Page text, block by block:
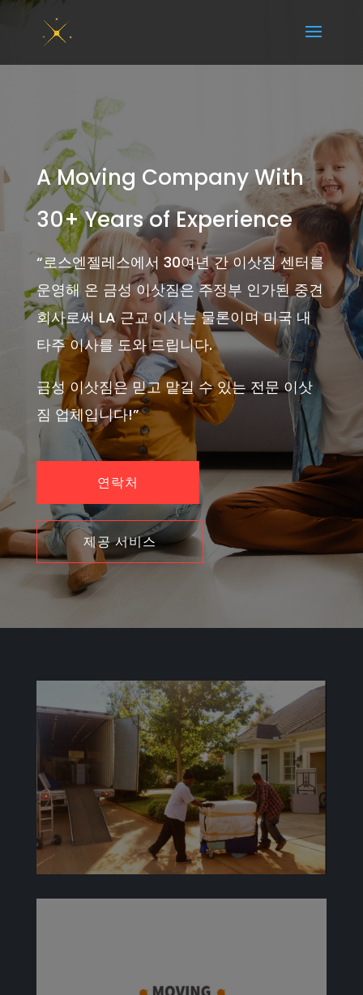
A Moving Company With
30+ Years of Experience
“로스엔젤레스에서 30여년 간 이삿짐 센터를
운영해 온 금성 이삿짐은 주정부 인가된 중견
회사로써 LA 근교 이사는 물론이며 미국 내
타주 이사를 도와 드립니다.
금성 이삿짐은 믿고 맡길 수 있는 전문 이삿
짐 업체입니다!”
연락처
제공 서비스